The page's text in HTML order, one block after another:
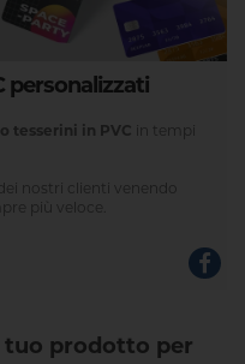
personalizzati
tesserini in PVC in tempi
nostri clienti venendo
più veloce.
tuo prodotto per